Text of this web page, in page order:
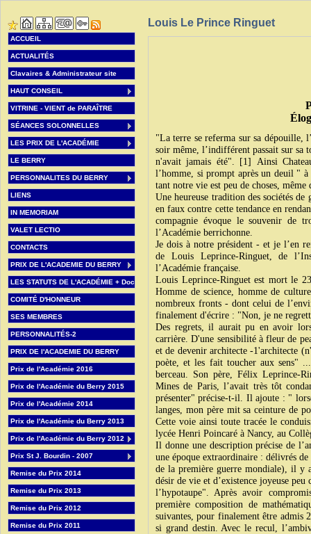
ACCUEIL
ACTUALITÉS
Clavaires & Administrateur site
HAUT CONSEIL
VITRINE - VIENT de PARAÎTRE
SÉANCES SOLONNELLES
LES PRIX DE L'ACADÉMIE
LE BERRY
PERSONNALITES DU BERRY
LIENS
IN MEMORIAM
VALET LECTIO
CONTACTS
PRIX DE L'ACADEMIE DU BERRY
LES STATUTS DE L'ACADÉMIE + Doc
COMITÉ D'HONNEUR
SES MEMBRES
PERSONNALITÉS-2
PRIX DE l'ACADEMIE DU BERRY
Prix de l'Académie 2016
Prix de l'Académie du Berry 2015
Prix de l'Académie 2014
Prix de l'Académie du Berry 2013
Prix de l'Académie du Berry 2012
Prix St J. Bourdin - 2007
Remise du Prix 2014
Remise du Prix 2013
Remise du Prix 2012
Remise du Prix 2011
Louis Le Prince Ringuet
Éloge de
"La terre se referma sur sa dépouille,
soir même, l’indifférent passait sur sa
n'avait jamais été". [1] Ainsi
l’homme, si prompt après un deuil "
tant notre vie est peu de choses,
Une heureuse tradition des sociétés
en faux contre cette tendance en
compagnie évoque le souvenir de
l’Académie berrichonne.
Je dois à notre président - et je l’en
de Louis Leprince-Ringuet, de
l’Académie française.
Louis Leprince-Ringuet est mort le
Homme de science, homme de
nombreux fronts - dont celui de
finalement d'écrire : "Non, je ne
Des regrets, il aurait pu en avoir
carrière. D'une sensibilité à fleur de
et de devenir architecte -1'architecte
poète, et les fait toucher aux sens"
berceau. Son père, Félix Leprince-
Mines de Paris, l’avait très tôt
présenter" précise-t-il. Il ajoute : "
langes, mon père mit sa ceinture de
Cette voie ainsi toute tracée le
lycée Henri Poincaré à Nancy, au
Il donne une description précise de
une époque extraordinaire : délivrés
de la première guerre mondiale), il y
désir de vie et d’existence joyeuse peu
l’hypotaupe". Après avoir
première composition de
suivantes, pour finalement être admis
si grand destin. Avec le recul,